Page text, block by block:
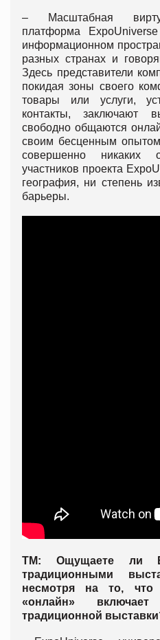
– Масштабная
платформа
информационном
разных странах и
Здесь представители
покидая зоны своего
товары или услуги,
контакты, заключают
свободно общаются
своим бесценным
совершенно никаких
участников проекта
география, ни степень
барьеры.
ТМ: Ощущаете ли
традиционными
несмотря на то,
«онлайн»
традиционной